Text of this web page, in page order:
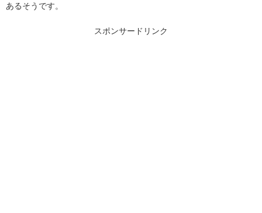
あるそうです。
スポンサードリンク